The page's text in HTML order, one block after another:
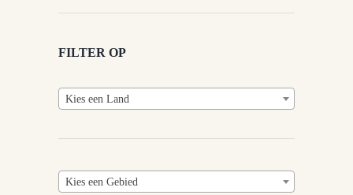
FILTER OP
Kies een Land
Kies een Gebied